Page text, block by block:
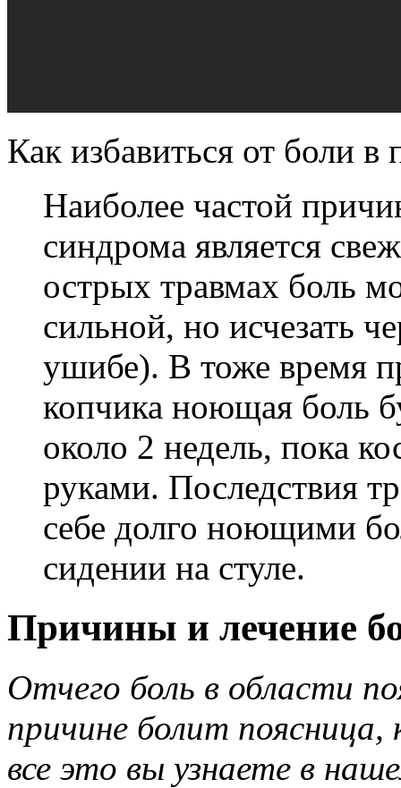
Как избавиться от боли в
Наиболее частой
синдрома является
острых травмах боль
сильной, но исчезать
ушибе). В тоже время
копчика ноющая боль
около 2 недель, пока
руками. Последствия
себе долго ноющими
сидении на стуле.
Причины и лечение
Отчего боль в области
причине болит
все это вы узнаете в